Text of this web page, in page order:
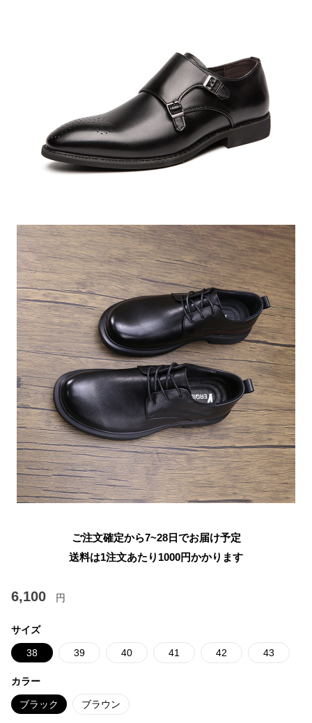
ご注文確定から7~28日でお届け予定
送料は1注文あたり 1000円かかります
6,100 円
サイズ
38 39 40 41 42 43
カラー
ブラック ブラウン